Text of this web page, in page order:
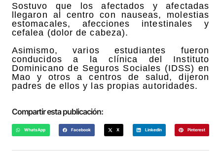
Sostuvo que los afectados y afectadas
llegaron al centro con nauseas, molestias
estomacales, afecciones intestinales y
cefalea (dolor de cabeza).
Asimismo, varios estudiantes fueron
conducidos a la clínica del Instituto
Dominicano de Seguros Sociales (IDSS) en
Mao y otros a centros de salud, dijeron
padres de ellos y las propias autoridades.
Compartir esta publicación:
WhatsApp Facebook X LinkedIn Pinterest